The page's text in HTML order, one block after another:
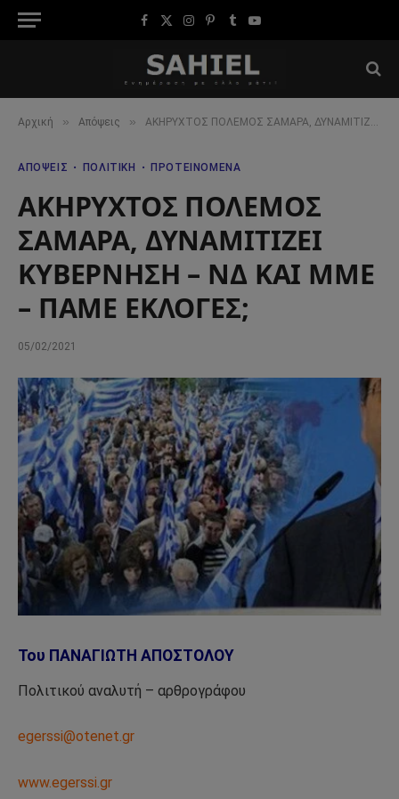
Facebook
X
Instagram
Pinterest
TumblrYouTube
Αρχική » Απόψεις » ΑΚΗΡΥΧΤΟΣ ΠΟΛΕΜΟΣ ΣΑΜΑΡΑ, ΔΥΝΑΜΙΤΙΖΕΙ ΚΥΒΕΡΝΗΣΗ – ΝΔ ΚΑΙ ΜΜΕ – ΠΑΜΕ ΕΚΛΟΓΕΣ;
ΑΠΌΨΕΙΣ ΠΟΛΙΤΙΚΉ ΠΡΟΤΕΙΝΌΜΕΝΑ
ΑΚΗΡΥΧΤΟΣ ΠΟΛΕΜΟΣ
ΣΑΜΑΡΑ, ΔΥΝΑΜΙΤΙΖΕΙ
ΚΥΒΕΡΝΗΣΗ – ΝΔ ΚΑΙ ΜΜΕ
– ΠΑΜΕ ΕΚΛΟΓΕΣ;
05/02/2021
Του ΠΑΝΑΓΙΩΤΗ ΑΠΟΣΤΟΛΟΥ
Πολιτικού αναλυτή – αρθρογράφου
egerssi@otenet.gr
www.egerssi.gr